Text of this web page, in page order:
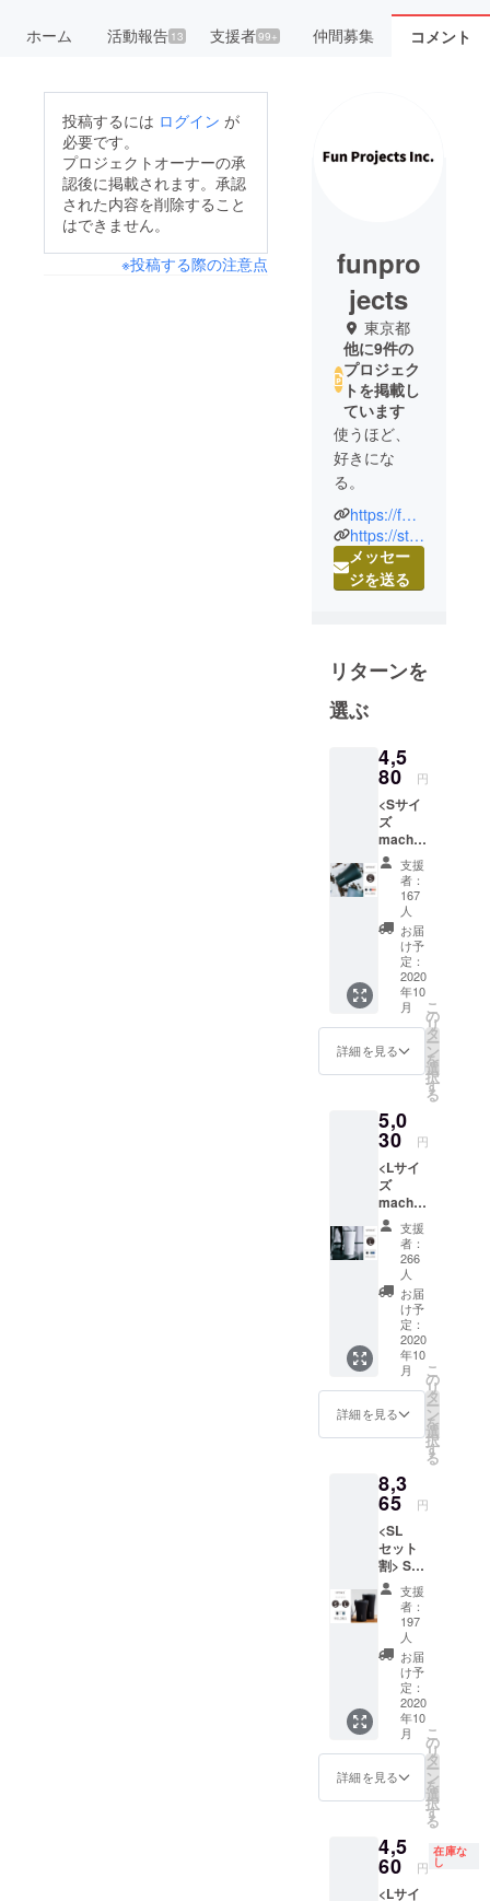
ホーム 活動報告13 支援者99+ 仲間募集 コメント
投稿するには ログイン が
必要です。
プロジェクトオーナーの承
認後に掲載されます。承認
された内容を削除すること
はできません。
※投稿する際の注意点
funpro
jects
東京都
他に9件の
プロジェク
トを掲載し
ています
使うほど、
好きにな
る。
そんなアイ
テムがあな
たの身の回
機能、デザ
イン、サス
テナビリ
ティ。
これらの
ワードをも
とに、私た
ちの生活を
ちょっと豊
かで心地よ
いものにし
てくれる製
品を国内、
海外から見
つけ、時に
は自分たち
お届けする
ケティング
を行なって
います。
https://fun-projects.com/
https://sttoke.jp/
メッセー
ジを送る
リターンを
選ぶ
4,5
80 円
<Sサイ
ズ
machi-
ya価格>
Sサイズ
machi-
ya価格
10%オ
STTOK
E ×1 *割
引率は
製品本
体価格
に対す
旬お届
け予定 *
税込/送
料込み
支援
者：
167
人
お届
け予
定：
2020
年10
月
詳細を見る
こ
の
リ
タ
ー
ン
を
選
択
す
る
5,0
30 円
<Lサイ
ズ
machi-
ya価格>
Lサイズ
machi-
ya価格
10%オ
STTOK
E ×1 *カ
ラーを
お選び
くださ
い *割引
対する
もので
す *10
月中旬
お届け
予定 *税
込/送料
込み
支援
者：
266
人
お届
け予
定：
2020
年10
月
詳細を見る
こ
の
リ
タ
ー
ン
を
選
択
す
る
8,3
65 円
<SL
セット
割> SL
ペア
15%オ
STTOK
E Sサイ
ズ ×1/ L
サイズ
ラーを
お選び
くださ
い (リュ
ジェル
ホワイ
ト/ス
支援
者：
197
人
お届
け予
定：
2020
年10
月
詳細を見る
こ
の
リ
タ
ー
ン
を
選
択
す
る
4,5
60 円
在庫な
し
<Lサイ